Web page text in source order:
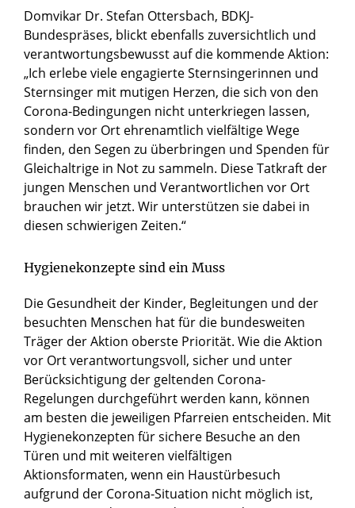
Domvikar Dr. Stefan Ottersbach, BDKJ-
Bundespräses, blickt ebenfalls zuversichtlich und
verantwortungsbewusst auf die kommende Aktion:
„Ich erlebe viele engagierte Sternsingerinnen und
Sternsinger mit mutigen Herzen, die sich von den
Corona-Bedingungen nicht unterkriegen lassen,
sondern vor Ort ehrenamtlich vielfältige Wege
finden, den Segen zu überbringen und Spenden für
Gleichaltrige in Not zu sammeln. Diese Tatkraft der
jungen Menschen und Verantwortlichen vor Ort
brauchen wir jetzt. Wir unterstützen sie dabei in
diesen schwierigen Zeiten.“
Hygienekonzepte sind ein Muss
Die Gesundheit der Kinder, Begleitungen und der
besuchten Menschen hat für die bundesweiten
Träger der Aktion oberste Priorität. Wie die Aktion
vor Ort verantwortungsvoll, sicher und unter
Berücksichtigung der geltenden Corona-
Regelungen durchgeführt werden kann, können
am besten die jeweiligen Pfarreien entscheiden. Mit
Hygienekonzepten für sichere Besuche an den
Türen und mit weiteren vielfältigen
Aktionsformaten, wenn ein Haustürbesuch
aufgrund der Corona-Situation nicht möglich ist,